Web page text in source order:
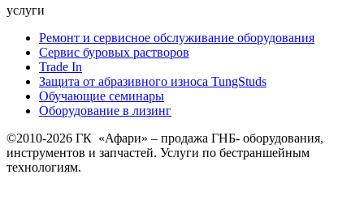
услуги
Ремонт и сервисное обслуживание оборудования
Сервис буровых растворов
Trade In
Защита от абразивного износа TungStuds
Обучающие семинары
Оборудование в лизинг
©2010-2026 ГК «Афари» – продажа ГНБ- оборудования,
инструментов и запчастей. Услуги по бестраншейным
технологиям.